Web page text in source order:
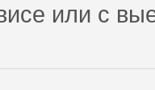
или с